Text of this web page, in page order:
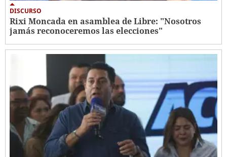
DISCURSO
Rixi Moncada en asamblea de Libre: "Nosotros
jamás reconoceremos las elecciones"